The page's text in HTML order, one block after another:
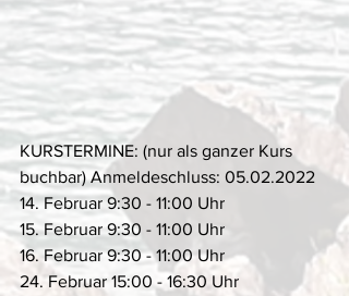
KURSTERMINE: (nur als ganzer Kurs
buchbar) Anmeldeschluss: 05.02.2022
14. Februar 9:30 - 11:00 Uhr
15. Februar 9:30 - 11:00 Uhr
16. Februar 9:30 - 11:00 Uhr
24. Februar 15:00 - 16:30 Uhr